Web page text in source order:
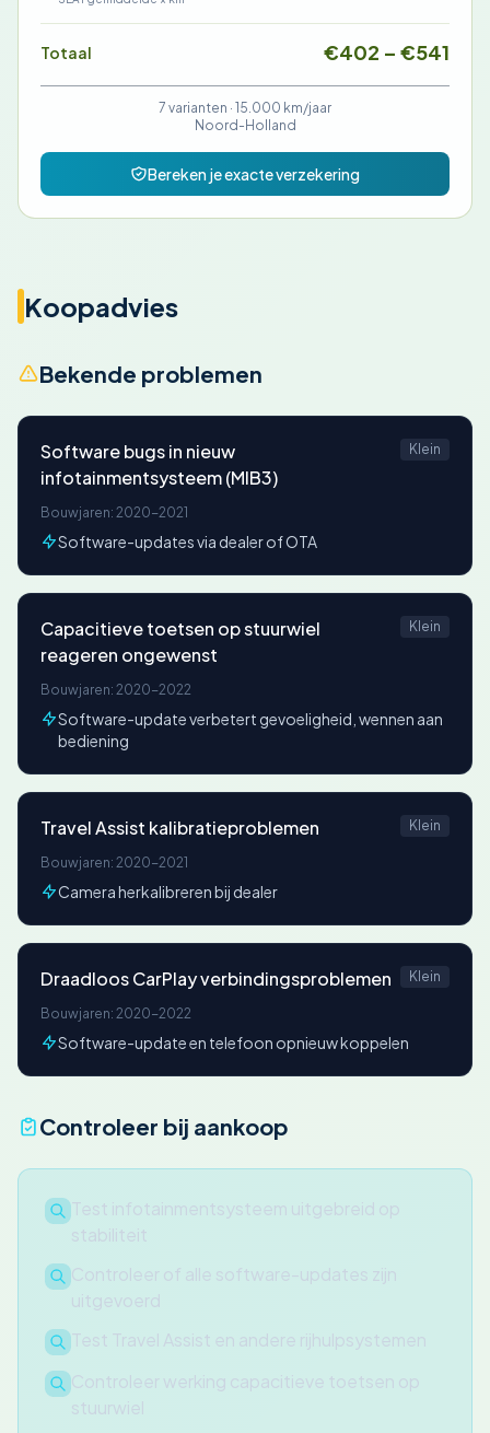
Totaal €402 – €541
7 varianten · 15.000 km/jaar
Noord-Holland
Bereken je exacte verzekering
Koopadvies
Bekende problemen
Software bugs in nieuw
infotainmentsysteem (MIB3)
Klein
Bouwjaren: 2020-2021
Software-updates via dealer of OTA
Capacitieve toetsen op stuurwiel
reageren ongewenst
Klein
Bouwjaren: 2020-2022
Software-update verbetert gevoeligheid, wennen aan
bediening
Travel Assist kalibratieproblemen Klein
Bouwjaren: 2020-2021
Camera herkalibreren bij dealer
Draadloos CarPlay verbindingsproblemen Klein
Bouwjaren: 2020-2022
Software-update en telefoon opnieuw koppelen
Controleer bij aankoop
Test infotainmentsysteem uitgebreid op
stabiliteit
Controleer of alle software-updates zijn
uitgevoerd
Test Travel Assist en andere rijhulpsystemen
Controleer werking capacitieve toetsen op
stuurwiel